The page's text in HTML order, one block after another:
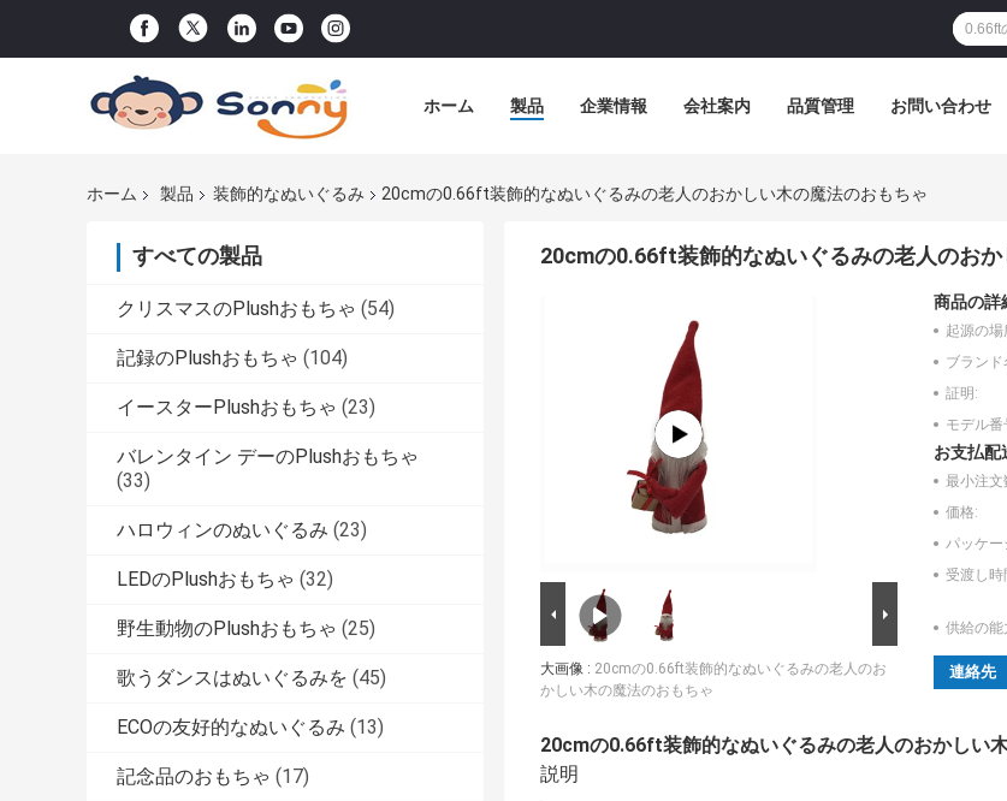
ホーム 製品 企業情報 会社案内 品質管理 お問い合わせ
ホーム 製品 装飾的なぬいぐるみ 20cmの0.66ft装飾的なぬいぐるみの老人のおかしい木の魔法のおもちゃ
すべての製品
クリスマスのPlushおもちゃ (54)
記録のPlushおもちゃ (104)
イースターPlushおもちゃ (23)
バレンタイン デーのPlushおもちゃ
(33)
ハロウィンのぬいぐるみ (23)
LEDのPlushおもちゃ (32)
野生動物のPlushおもちゃ (25)
歌うダンスはぬいぐるみを (45)
ECOの友好的なぬいぐるみ (13)
記念品のおもちゃ (17)
20cmの0.66ft装飾的なぬいぐるみの老人のお
大画像 : 20cmの0.66ft装飾的なぬいぐるみの老人のお
かしい木の魔法のおもちゃ
商品の詳
起源の場
ブランド
証明:
モデル番
お支払配
最小注文
価格:
パッケー
受渡し時
供給の能
連絡先
20cmの0.66ft装飾的なぬいぐるみの老人のおかしい
説明